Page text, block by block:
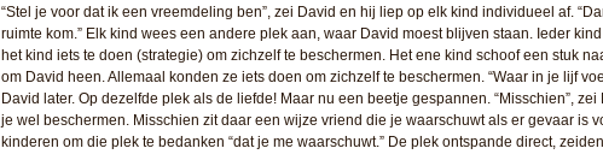
“Stel je voor dat ik een vreemdeling ben”, zei David en hij liep op elk kind individueel af.
ruimte kom.” Elk kind wees een andere plek aan, waar David moest blijven staan. Ieder
het kind iets te doen (strategie) om zichzelf te beschermen. Het ene kind schoof een stuk
om David heen. Allemaal konden ze iets doen om zichzelf te beschermen. “Waar in je lijf
David later. Op dezelfde plek als de liefde! Maar nu een beetje gespannen. “Misschien”,
je wel beschermen. Misschien zit daar een wijze vriend die je waarschuwt als er gevaar is
kinderen om die plek te bedanken “dat je me waarschuwt.” De plek ontspande direct, zeiden